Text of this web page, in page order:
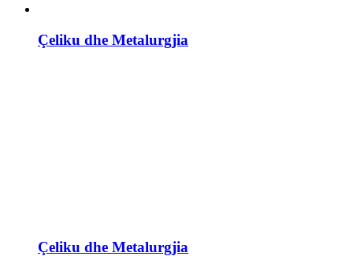
Çeliku dhe Metalurgjia
Çeliku dhe Metalurgjia